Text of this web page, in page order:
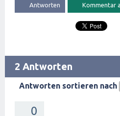
2 Antworten
Antworten sortieren nach
0